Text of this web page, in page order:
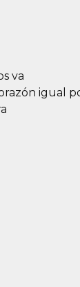
va
igual